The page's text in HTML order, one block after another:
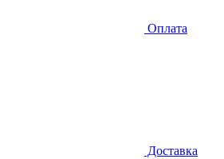
Оплата
Доставка